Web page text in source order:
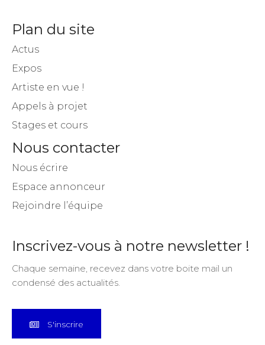
Plan du site
Actus
Expos
Artiste en vue !
Appels à projet
Stages et cours
Nous contacter
Nous écrire
Espace annonceur
Rejoindre l’équipe
Inscrivez-vous à notre newsletter !
Chaque semaine, recevez dans votre boite mail un
condensé des actualités.
S'inscrire